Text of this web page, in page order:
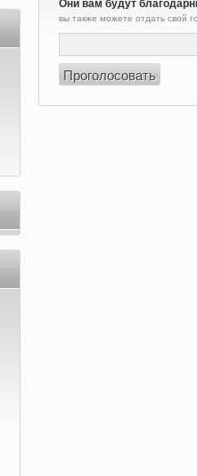
Они вам будут
вы также можете отдать свой